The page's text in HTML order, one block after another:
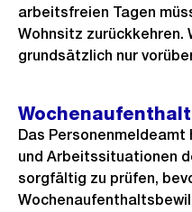
arbeitsfreien Tagen
Wohnsitz zurückkehren.
grundsätzlich nur
Das
und Arbeitssituationen
sorgfältig zu prüfen,